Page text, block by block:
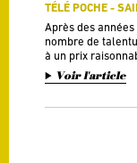
TÉLÉ POCHE -
Après des
nombre de
à un prix
Voir l'article